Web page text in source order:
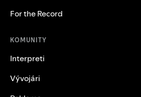
For the Record
KOMUNITY
Interpreti
Vývojári